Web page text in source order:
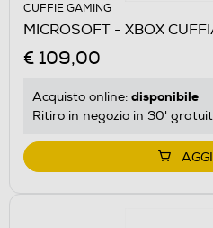
CUFFIE GAMING
MICROSOFT - XBOX
€ 109,00
Acquisto online: disponibile
Ritiro in negozio in 30'